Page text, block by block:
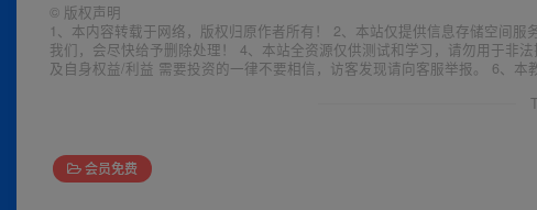
© 版权声明
1、本内容转载于网络，版权归原作者所有！ 2、本站仅提供信息存储空间
我们，会尽快给予删除处理！ 4、本站全资源仅供测试和学习，请勿用于非
及自身权益/利益 需要投资的一律不要相信，访客发现请向客服举报。 6、
会员免费